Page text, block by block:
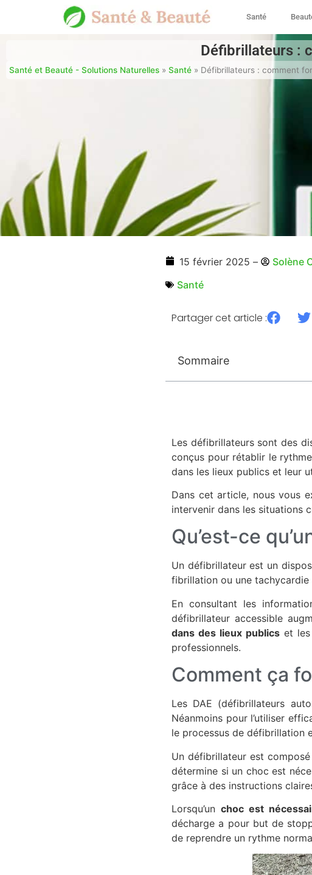
Santé
Défibrillateurs :
Santé et Beauté - Solutions Naturelles » Santé » Défibrillateurs : comment
15 février 2025 –
Solène
Santé
Partager cet article :
Sommaire
Les défibrillateurs sont des
conçus pour rétablir le
dans les lieux publics et leur
Dans cet article, nous vous
intervenir dans les situations
Qu’est-ce
Un défibrillateur est un
fibrillation ou une
En consultant les
défibrillateur accessible
dans des lieux publicset les
professionnels.
Comment ça
Les DAE (défibrillateurs
Néanmoins pour l’utiliser
le processus de défibrillation
Un défibrillateur est composé
détermine si un choc est
grâce à des instructions
Lorsqu’un choc est
décharge a pour but de
de reprendre un rythme